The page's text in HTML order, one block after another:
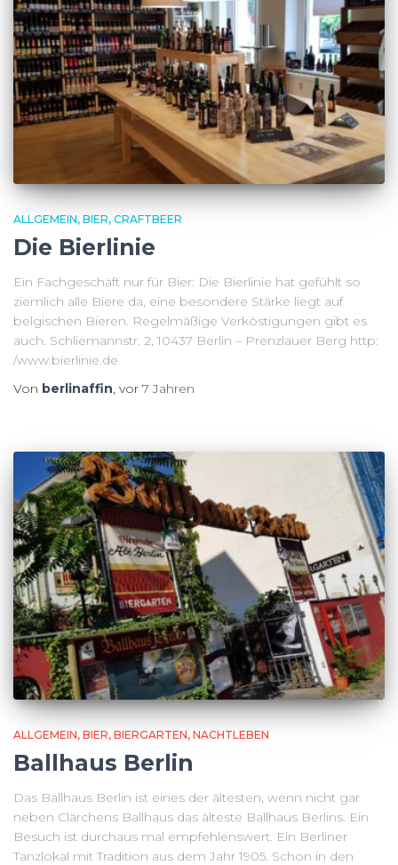
ALLGEMEIN BIER CRAFTBEER
Die Bierlinie
Ein Fachgeschäft nur für Bier: Die Bierlinie hat gefühlt so
ziemlich alle Biere da, eine besondere Stärke liegt auf
belgischen Bieren. Regelmäßige Verköstigungen gibt es
auch. Schliemannstr. 2, 10437 Berlin – Prenzlauer Berg http:
/www.bierlinie.de
Von berlinaffin, vor 7 Jahren
ALLGEMEIN BIER BIERGARTEN NACHTLEBEN
Ballhaus Berlin
Das Ballhaus Berlin ist eines der ältesten, wenn nicht gar
neben Clärchens Ballhaus das älteste Ballhaus Berlins. Ein
Besuch ist durchaus mal empfehlenswert. Ein Berliner
Tanzlokal mit Tradition aus dem Jahr 1905. Schon in den